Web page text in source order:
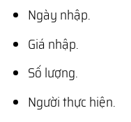
Ngày nhập.
Giá nhập.
Số lượng.
Người thực hiện.